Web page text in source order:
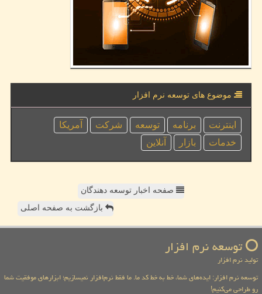
موضوع های توسعه نرم افزار
اینترنت برنامه توسعه شركت
آمریكا
خدمات
بازار آنلاین
صفحه اخبار توسعه دهندگان
بازگشت به صفحه اصلی
توسعه نرم افزار
تولید نرم افزار
توسعه نرم افزار: ایده‌های شما، خط به خط کد ما. ما فقط نرم‌افزار نمیسازیم؛ ابزارهای موفقیت شما
رو طراحی می‌کنیم!